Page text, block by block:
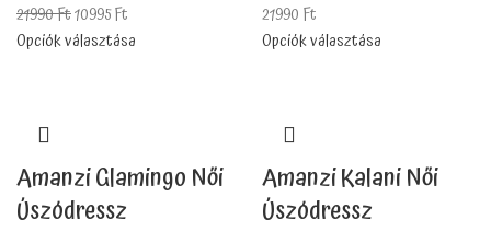
21990Ft10995Ft
Opciók választása
21990 Ft
Opciók választása
Amanzi Glamingo Női
Úszódressz
Amanzi Kalani Női
Úszódressz